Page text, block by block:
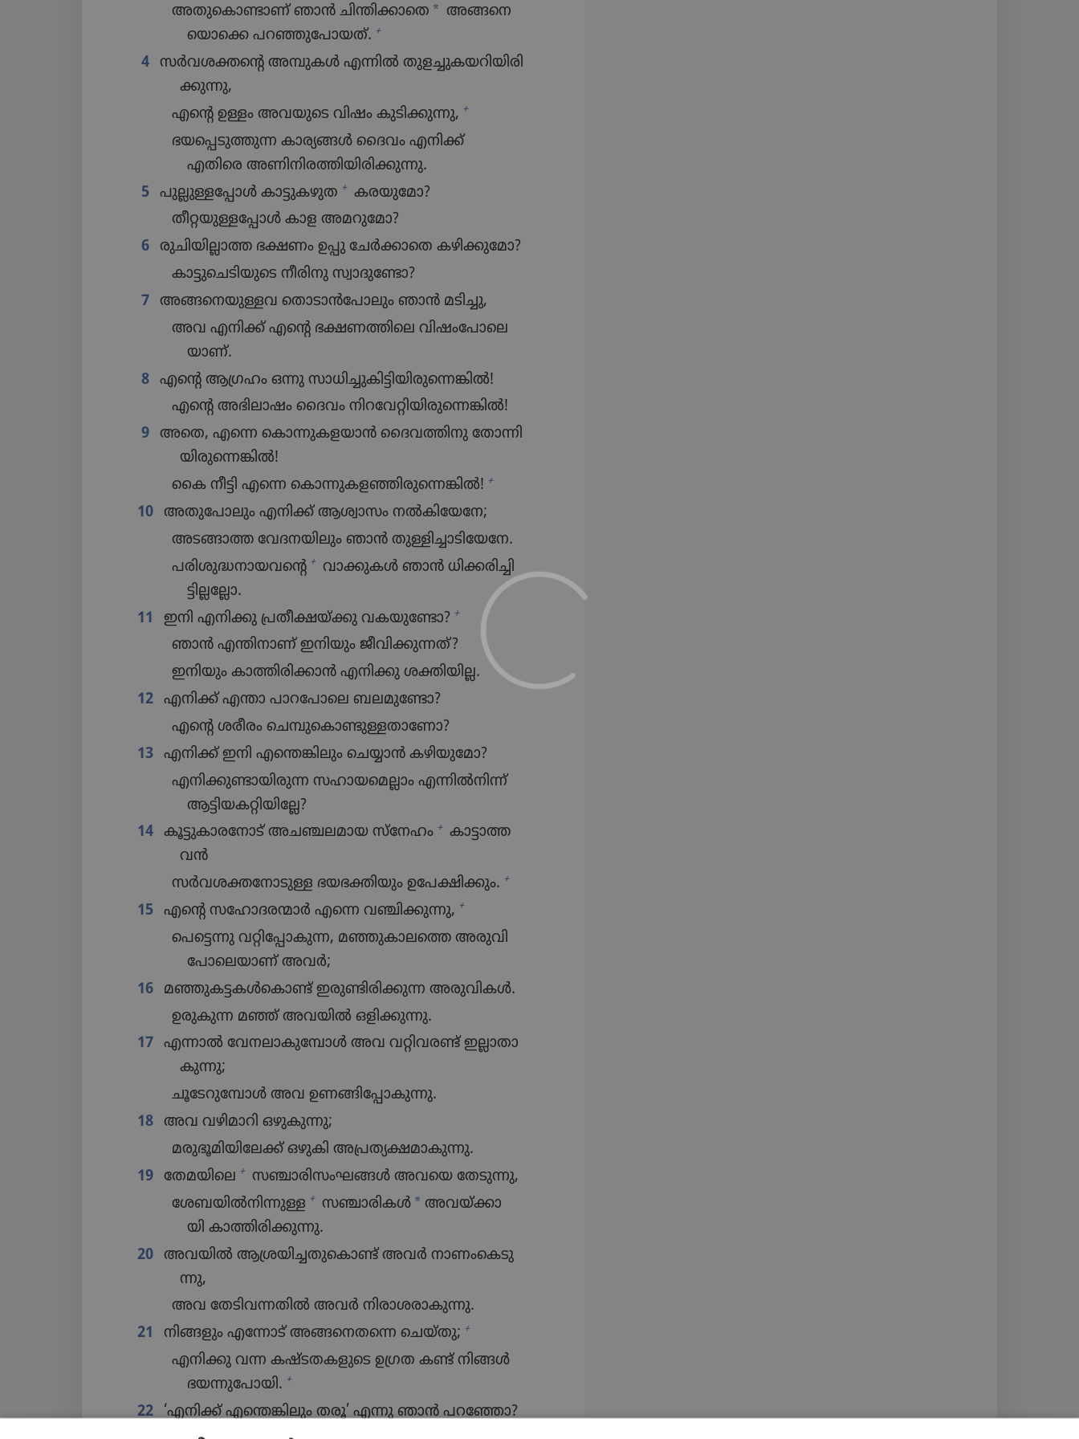
അതു​കൊ​ണ്ടാണ്‌ ഞാൻ ചിന്തിക്കാതെ * അങ്ങനെ​
യൊ​ക്കെ പറഞ്ഞു​പോ​യത്‌. +
4 സർവശക്തന്റെ അമ്പുകൾ എന്നിൽ തുളച്ചു​ക​യ​റി​യി​രി​
ക്കു​ന്നു,
എന്റെ ഉള്ളം അവയുടെ വിഷം കുടി​ക്കു​ന്നു, +
ഭയപ്പെ​ടു​ത്തു​ന്ന കാര്യങ്ങൾ ദൈവം എനിക്ക്‌
എതിരെ അണിനി​ര​ത്തി​യി​രി​ക്കു​ന്നു.
5 പുല്ലുള്ളപ്പോൾ കാട്ടുകഴുത + കരയു​മോ?
തീറ്റയു​ള്ള​പ്പോൾ കാള അമറു​മോ?
6 രുചിയില്ലാത്ത ഭക്ഷണം ഉപ്പു ചേർക്കാ​തെ കഴിക്കു​മോ?
കാട്ടു​ചെ​ടി​യു​ടെ നീരിനു സ്വാദു​ണ്ടോ?
7 അങ്ങനെയുള്ളവ തൊടാൻപോ​ലും ഞാൻ മടിച്ചു,
അവ എനിക്ക്‌ എന്റെ ഭക്ഷണത്തി​ലെ വിഷം​പോ​ലെ​
യാണ്‌.
8 എന്റെ ആഗ്രഹം ഒന്നു സാധി​ച്ചു​കി​ട്ടി​യി​രു​ന്നെ​ങ്കിൽ!
എന്റെ അഭിലാ​ഷം ദൈവം നിറ​വേ​റ്റി​യി​രു​ന്നെ​ങ്കിൽ!
9 അതെ, എന്നെ കൊന്നു​ക​ള​യാൻ ദൈവ​ത്തി​നു തോന്നി​
യി​രു​ന്നെ​ങ്കിൽ!
കൈ നീട്ടി എന്നെ കൊന്നു​ക​ള​ഞ്ഞി​രു​ന്നെ​ങ്കിൽ! +
10 അതുപോലും എനിക്ക്‌ ആശ്വാസം നൽകി​യേനേ;
അടങ്ങാത്ത വേദന​യി​ലും ഞാൻ തുള്ളി​ച്ചാ​ടി​യേനേ.
പരിശുദ്ധനായവന്റെ + വാക്കുകൾ ഞാൻ ധിക്കരി​ച്ചി​
ട്ടി​ല്ല​ല്ലോ.
11
ഇനി എനിക്കു പ്രതീ​ക്ഷ​യ്‌ക്കു വകയു​ണ്ടോ? +
ഞാൻ എന്തിനാ​ണ്‌ ഇനിയും ജീവി​ക്കു​ന്നത്‌?
ഇനിയും കാത്തി​രി​ക്കാൻ എനിക്കു ശക്തിയില്ല.
12 എനിക്ക്‌ എന്താ പാറ​പോ​ലെ ബലമു​ണ്ടോ?
എന്റെ ശരീരം ചെമ്പു​കൊ​ണ്ടു​ള്ള​താ​ണോ?
13 എനിക്ക്‌ ഇനി എന്തെങ്കി​ലും ചെയ്യാൻ കഴിയു​മോ?
എനിക്കു​ണ്ടാ​യി​രുന്ന സഹായ​മെ​ല്ലാം എന്നിൽനി​ന്ന്‌
ആട്ടിയ​ക​റ്റി​യി​ല്ലേ?
14 കൂട്ടുകാരനോട്‌ അചഞ്ചല​മായ സ്‌നേഹം + കാട്ടാ​ത്ത​
വൻ
സർവശ​ക്ത​നോ​ടു​ള്ള ഭയഭക്തി​യും ഉപേക്ഷി​ക്കും. +
15 എന്റെ സഹോ​ദ​ര​ന്മാർ എന്നെ വഞ്ചിക്കു​ന്നു, +
പെട്ടെന്നു വറ്റി​പ്പോ​കുന്ന, മഞ്ഞുകാ​ലത്തെ അരുവി​
പോ​ലെ​യാണ്‌ അവർ;
16 മഞ്ഞുകട്ടകൾകൊണ്ട്‌ ഇരുണ്ടി​രി​ക്കുന്ന അരുവി​കൾ.
ഉരുകുന്ന മഞ്ഞ്‌ അവയിൽ ഒളിക്കു​ന്നു.
17 എന്നാൽ വേനലാ​കു​മ്പോൾ അവ വറ്റിവ​രണ്ട്‌ ഇല്ലാതാ​
കു​ന്നു;
ചൂടേ​റു​മ്പോൾ അവ ഉണങ്ങി​പ്പോ​കു​ന്നു.
18 അവ വഴിമാ​റി ഒഴുകു​ന്നു;
മരുഭൂ​മി​യി​ലേക്ക്‌ ഒഴുകി അപ്രത്യ​ക്ഷ​മാ​കു​ന്നു.
19 തേമയിലെ + സഞ്ചാരി​സം​ഘങ്ങൾ അവയെ തേടുന്നു,
ശേബയിൽനിന്നുള്ള + സഞ്ചാരികൾ * അവയ്‌ക്കാ​
യി കാത്തി​രി​ക്കു​ന്നു.
20 അവയിൽ ആശ്രയി​ച്ച​തു​കൊണ്ട്‌ അവർ നാണം​കെ​ടു​
ന്നു,
അവ തേടി​വ​ന്ന​തിൽ അവർ നിരാ​ശ​രാ​കു​ന്നു.
21
നിങ്ങളും എന്നോട്‌ അങ്ങനെ​തന്നെ ചെയ്‌തു; +
എനിക്കു വന്ന കഷ്ടതക​ളു​ടെ ഉഗ്രത കണ്ട്‌ നിങ്ങൾ
ഭയന്നു​പോ​യി. +
22 ‘എനിക്ക്‌ എന്തെങ്കി​ലും തരൂ’ എന്നു ഞാൻ പറഞ്ഞോ?